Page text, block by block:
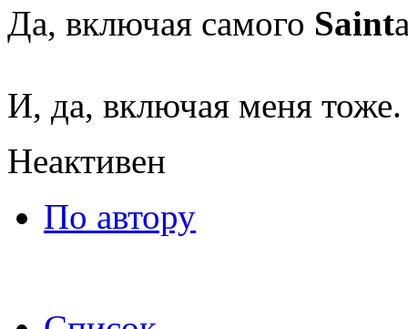
Да, включая самого Saint
И, да, включая меня тоже.
Неактивен
По автору